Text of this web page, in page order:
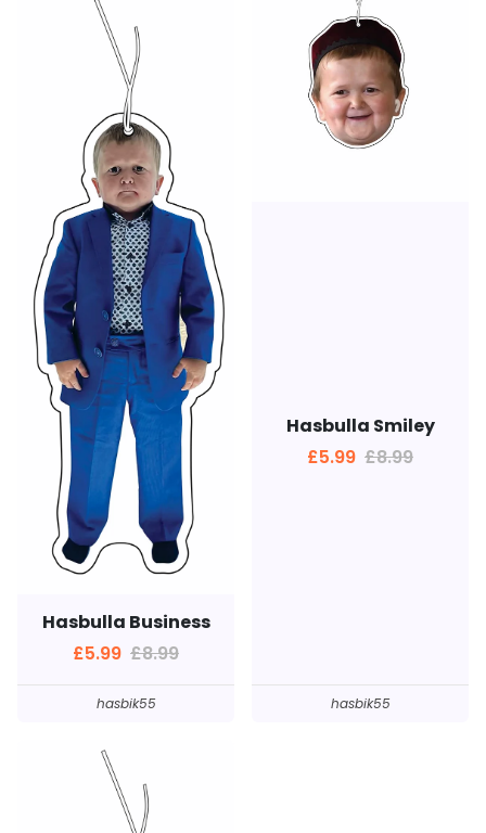
Hasbulla Business
£5.99 £8.99
hasbik55
Hasbulla Smiley
£5.99 £8.99
hasbik55